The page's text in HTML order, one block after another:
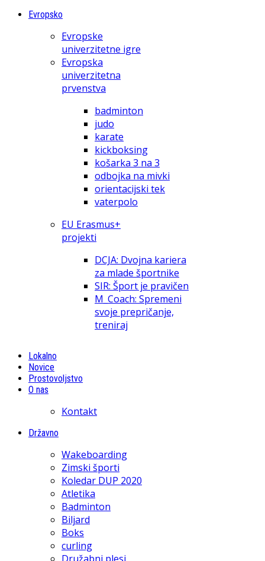
Evropsko
Evropske
univerzitetne igre
Evropska
univerzitetna
prvenstva
badminton
judo
karate
kickboksing
košarka 3 na 3
odbojka na mivki
orientacijski tek
vaterpolo
EU Erasmus+
projekti
DCJA: Dvojna kariera
za mlade športnike
SIR: Šport je pravičen
M_Coach: Spremeni
svoje prepričanje,
treniraj
Lokalno
Novice
Prostovoljstvo
O nas
Kontakt
Državno
Wakeboarding
Zimski športi
Koledar DUP 2020
Atletika
Badminton
Biljard
Boks
curling